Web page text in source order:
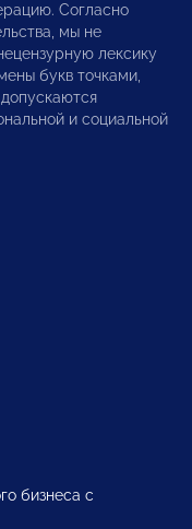
Согласно
мы не
лексику
букв точками,
и социальной
бизнеса с